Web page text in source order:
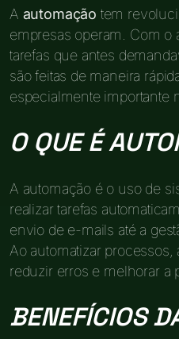
A automação tem
empresas operam. Com o
tarefas que antes
são feitas de maneira
especialmente importante
O QUE É
A automação é o uso de
realizar tarefas
envio de e-mails até a
Ao automatizar processos,
reduzir erros e melhorar a
BENEFÍCIOS